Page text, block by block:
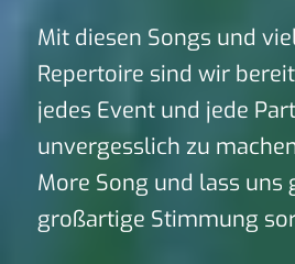
Mit diesen Songs und
Repertoire sind wir
jedes Event und jede
unvergesslich zu
More Song und lass uns
großartige Stimmung